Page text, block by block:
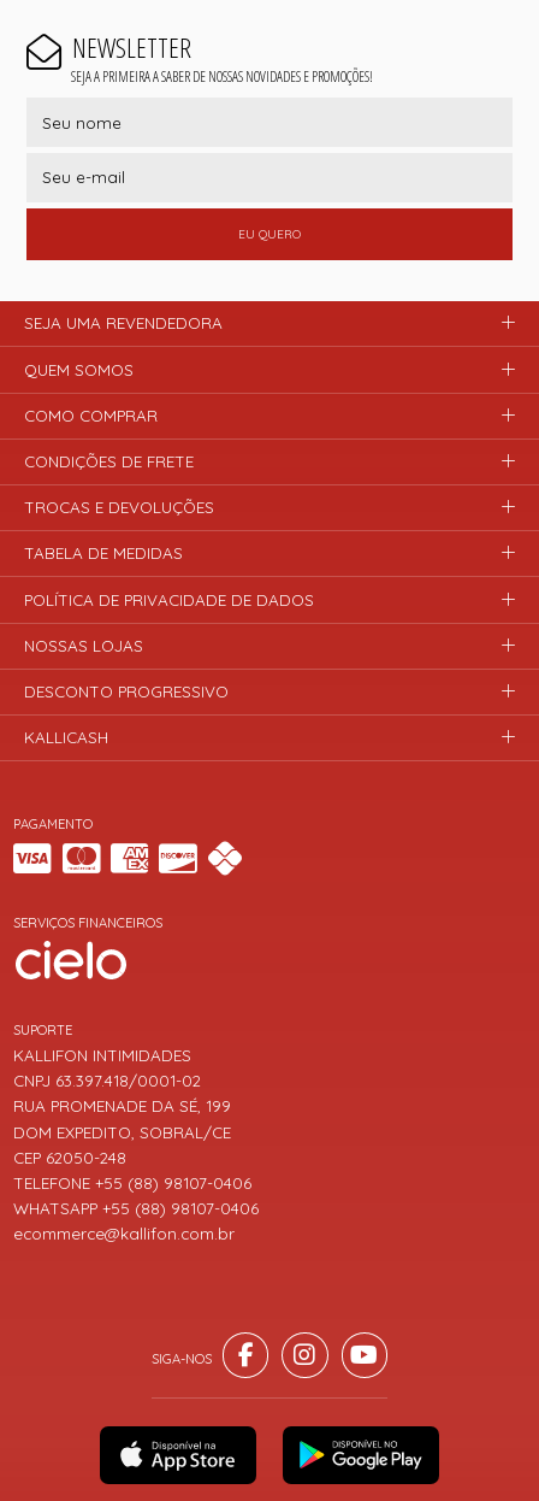
NEWSLETTER
SEJA A PRIMEIRA A SABER DE NOSSAS NOVIDADES E PROMOÇÕES!
EU QUERO
PAGAMENTO
SERVIÇOS FINANCEIROS
SUPORTE
KALLIFON INTIMIDADES
CNPJ 63.397.418/0001-02
RUA PROMENADE DA SÉ, 199
DOM EXPEDITO, SOBRAL/CE
CEP 62050-248
TELEFONE +55 (88) 98107-0406
WHATSAPP +55 (88) 98107-0406
ecommerce@kallifon.com.br
SEJA UMA REVENDEDORA
QUEM SOMOS
COMO COMPRAR
CONDIÇÕES DE FRETE
TROCAS E DEVOLUÇÕES
TABELA DE MEDIDAS
POLÍTICA DE PRIVACIDADE DE DADOS
NOSSAS LOJAS
DESCONTO PROGRESSIVO
KALLICASH